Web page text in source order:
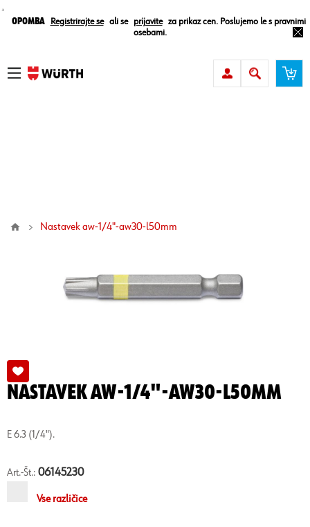
¸
Opomba Registrirajte se ali se prijavite
za prikaz cen. Poslujemo le s pravnimi
osebami.
nastavek aw-1/4"-aw30-l50mm
NASTAVEK AW-1/4"-AW30-L50MM
E 6.3 (1/4").
Art.-Št.: 06145230
Vse različice